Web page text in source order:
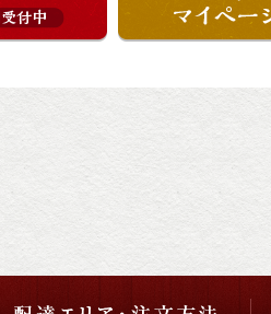
価格から選ぶ